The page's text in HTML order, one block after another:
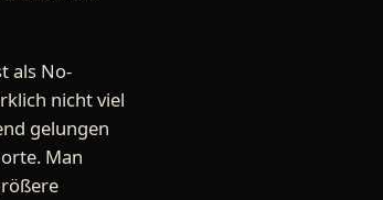
als No-
nicht viel
gelungen
Man